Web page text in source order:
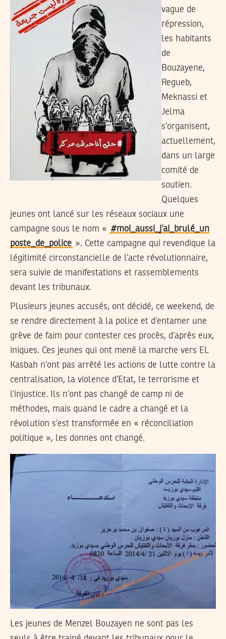
vague de
répression,
les habitants
de
Bouzayene,
Regueb,
Meknassi et
Jelma
s’organisent,
actuellement,
dans un large
comité de
soutien.
Quelques
jeunes ont lancé sur les réseaux sociaux une
campagne sous le nom « #moi_aussi_j’ai_brulé_un
poste_de_police ». Cette campagne qui revendique la
légitimité circonstancielle de l’acte révolutionnaire,
sera suivie de manifestations et rassemblements
devant les tribunaux.
Plusieurs jeunes accusés, ont décidé, ce weekend, de
se rendre directement à la police et d’entamer une
grève de faim pour contester ces procès, d’après eux,
iniques. Ces jeunes qui ont mené la marche vers EL
Kasbah n’ont pas arrêté les actions de lutte contre la
centralisation, la violence d’Etat, le terrorisme et
l’injustice. Ils n’ont pas changé de camp ni de
méthodes, mais quand le cadre a changé et la
révolution s’est transformée en « réconciliation
politique », les donnes ont changé.
Les jeunes de Menzel Bouzayen ne sont pas les